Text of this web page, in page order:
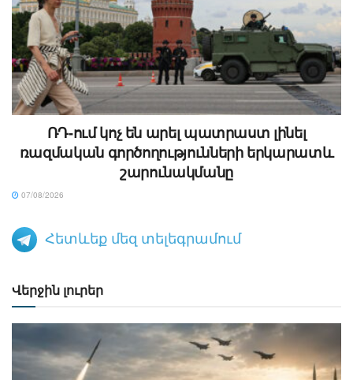
ՌԴ-ում կոչ են արել պատրաստ լինել
ռազմական գործողությունների երկարատև
շարունակմանը
07/08/2026
Հետևեք մեզ տելեգրամում
Վերջին լուրեր